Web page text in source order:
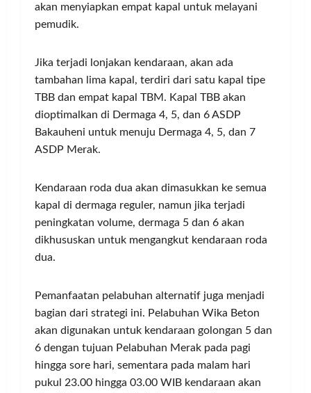
akan menyiapkan empat kapal untuk melayani
pemudik.
Jika terjadi lonjakan kendaraan, akan ada
tambahan lima kapal, terdiri dari satu kapal tipe
TBB dan empat kapal TBM. Kapal TBB akan
dioptimalkan di Dermaga 4, 5, dan 6 ASDP
Bakauheni untuk menuju Dermaga 4, 5, dan 7
ASDP Merak.
Kendaraan roda dua akan dimasukkan ke semua
kapal di dermaga reguler, namun jika terjadi
peningkatan volume, dermaga 5 dan 6 akan
dikhususkan untuk mengangkut kendaraan roda
dua.
Pemanfaatan pelabuhan alternatif juga menjadi
bagian dari strategi ini. Pelabuhan Wika Beton
akan digunakan untuk kendaraan golongan 5 dan
6 dengan tujuan Pelabuhan Merak pada pagi
hingga sore hari, sementara pada malam hari
pukul 23.00 hingga 03.00 WIB kendaraan akan